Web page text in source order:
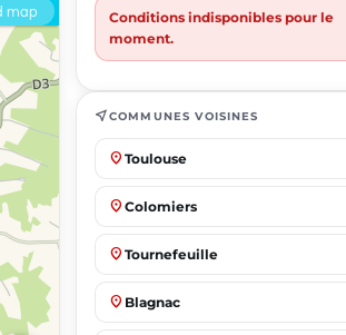
Conditions indisponibles pour le
moment.
near_meCOMMUNES VOISINES
place Toulouse
place Colomiers
place Tournefeuille
place Blagnac